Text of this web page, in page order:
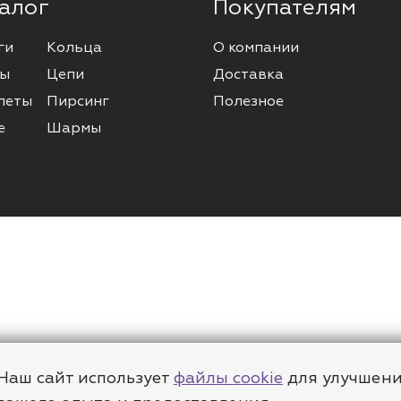
Кольца
Цепи
Пирсинг
Шармы
Покупателям
О компании
Доставка
Полезное
сайт использует файлы cookie для